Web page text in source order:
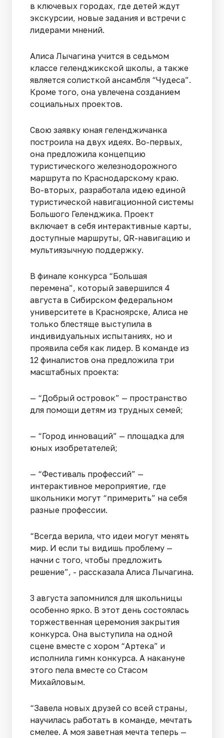
в ключевых городах, где детей ждут
экскурсии, новые задания и встречи с
лидерами мнений.
Алиса Лычагина учится в седьмом
классе геленджикской школы, а также
является солисткой ансамбля “Чудеса”.
Кроме того, она увлечена созданием
социальных проектов.
Свою заявку юная геленджичанка
построила на двух идеях. Во-первых,
она предложила концепцию
туристического железнодорожного
маршрута по Краснодарскому краю.
Во-вторых, разработала идею единой
туристической навигационной системы
Большого Геленджика. Проект
включает в себя интерактивные карты,
доступные маршруты, QR-навигацию и
мультиязычную поддержку.
В финале конкурса “Большая
перемена”, который завершился 4
августа в Сибирском федеральном
университете в Красноярске, Алиса не
только блестяще выступила в
индивидуальных испытаниях, но и
проявила себя как лидер. В команде из
12 финалистов она предложила три
масштабных проекта:
— “Добрый островок” — пространство
для помощи детям из трудных семей;
— “Город инноваций” — площадка для
юных изобретателей;
— “Фестиваль профессий” —
интерактивное мероприятие, где
школьники могут “примерить” на себя
разные профессии.
“Всегда верила, что идеи могут менять
мир. И если ты видишь проблему —
начни с того, чтобы предложить
решение”, - рассказала Алиса Лычагина.
3 августа запомнился для школьницы
особенно ярко. В этот день состоялась
торжественная церемония закрытия
конкурса. Она выступила на одной
сцене вместе с хором “Артека” и
исполнила гимн конкурса. А накануне
этого пела вместе со Стасом
Михайловым.
“Завела новых друзей со всей страны,
научилась работать в команде, мечтать
смелее. А моя заветная мечта теперь —